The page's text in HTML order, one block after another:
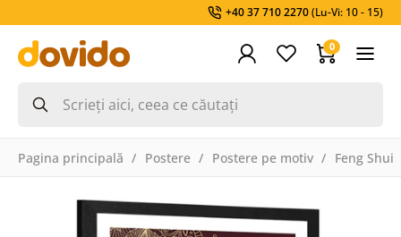
+40 37 710 2270(Lu-Vi: 10 - 15)
0
Pagina principală Postere Postere pe motiv Feng Shui